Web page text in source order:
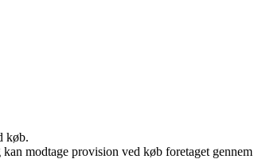
køb.
modtage provision ved køb foretaget